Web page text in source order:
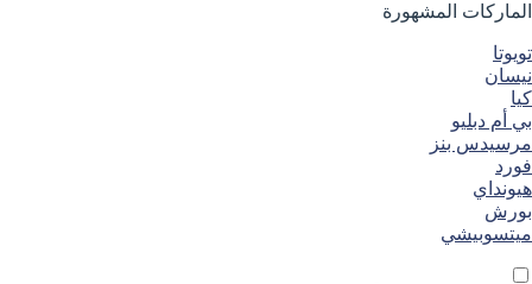
الماركات المشهورة
تويوتا
نيسان
كيا
بي أم دبليو
مرسيدس بنز
فورد
هيونداي
بورش
ميتسوبيشي